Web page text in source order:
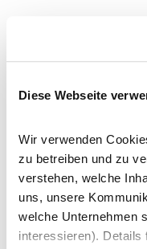
Diese Webseite
Wir verwenden
zu betreiben und zu
verstehen, welche
uns, unsere
welche Unternehmen
interessieren). Details
WordPress
bis mittlere
Funktionen
TYPO3
spezialisierte
für größere